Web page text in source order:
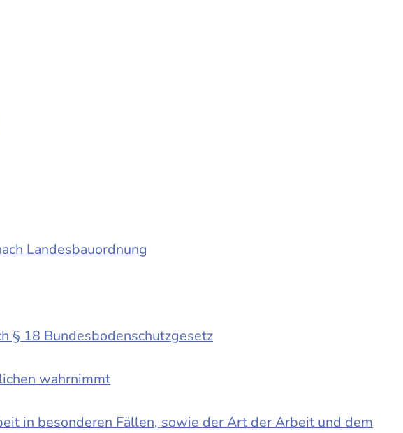
Landesbauordnung
§ 18 Bundesbodenschutzgesetz
wahrnimmt
in besonderen Fällen, sowie der Art der Arbeit und dem